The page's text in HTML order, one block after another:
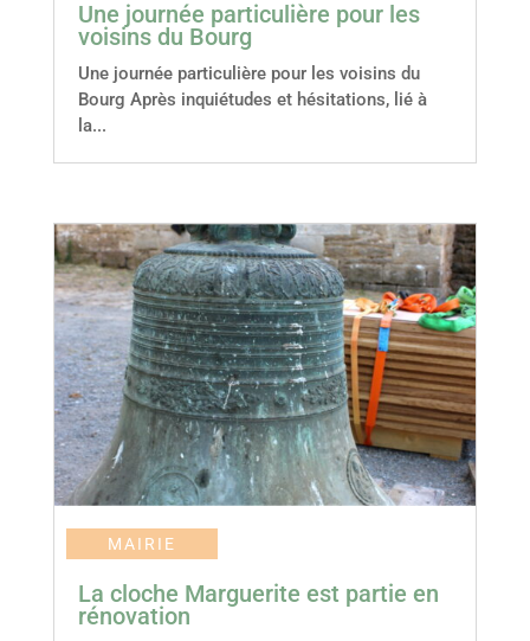
Une journée particulière pour les
voisins du Bourg
Une journée particulière pour les voisins du
Bourg Après inquiétudes et hésitations, lié à
la...
MAIRIE
La cloche Marguerite est partie en
rénovation